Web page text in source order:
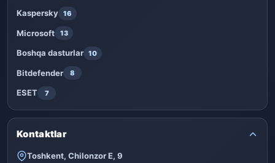
Kaspersky 16
Microsoft 13
Boshqa dasturlar 10
Bitdefender 8
ESET 7
Kontaktlar
Toshkent, Chilonzor E, 9